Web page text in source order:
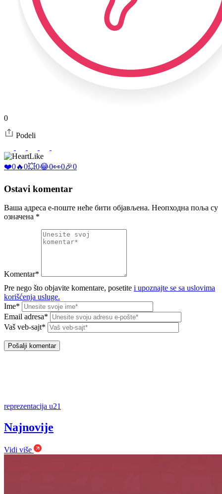
0
Podeli
Like
❤️0🔥0💥0😂0👀0🎉0
Ostavi komentar
Ваша адреса е-поште неће бити објављена. Неопходна поља су
означена *
Komentar*
Pre nego što objavite komentare, posetite i upoznajte se sa uslovima
korišćenja usluge.
Ime*
Email adresa*
Vaš veb-sajt*
reprezentacija u21
Najnovije
Vidi više